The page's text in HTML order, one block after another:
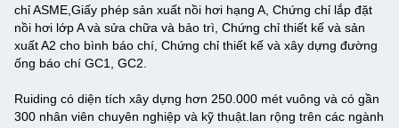
chỉ ASME,Giấy phép sản xuất nồi hơi hạng A, Chứng chỉ lắp đặt
nồi hơi lớp A và sửa chữa và bảo trì, Chứng chỉ thiết kế và sản
xuất A2 cho bình báo chí, Chứng chỉ thiết kế và xây dựng đường
ống báo chí GC1, GC2.
Ruiding có diện tích xây dựng hơn 250.000 mét vuông và có gần
300 nhân viên chuyên nghiệp và kỹ thuật.lan rộng trên các ngành